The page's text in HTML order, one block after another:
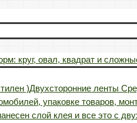
круг, овал, квадрат и
)Двухсторонние ленты
упаковке товаров,
слой клея и все это с